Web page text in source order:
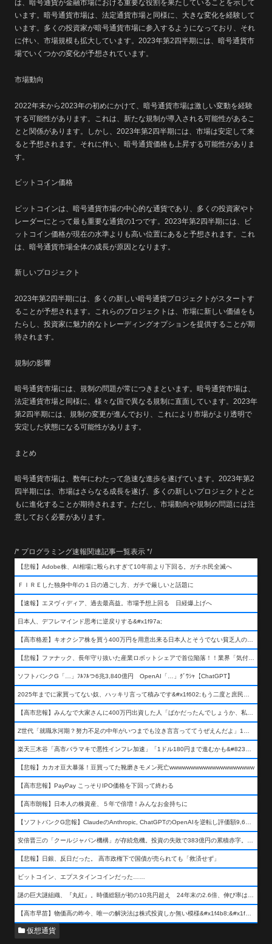
は、暗号通貨が金融市場における重要な役割を果たしていることを示して
います。暗号通貨市場は、法定通貨市場と同様に、大きな変化を経験して
います。多くの投資家が暗号通貨市場に参入するようになっており、それ
に伴い、市場規模も拡大しています。2023年第2四半期には、暗号通貨市
場でいくつかの変化が予想されています。
市場動向
2022年末から2023年の初めにかけて、暗号通貨市場は激しい変動を経験
する可能性があります。これは、新たな規制が導入される可能性があるこ
とと関係があります。しかし、2023年第2四半期には、市場は安定して来
ると予想されます。それに伴い、暗号通貨価格も上昇する可能性がありま
す。
ビットコイン価格
ビットコインは、暗号通貨市場の中心的な通貨であり、多くの投資家やト
レーダーにとって最も重要な通貨の1つです。2023年第2四半期には、ビ
ットコイン価格が現在の水準よりも高い位置にあると予想されます。これ
は、暗号通貨市場全体の成長が原因となります。
新しいプロジェクト
2023年第2四半期には、多くの新しい暗号通貨プロジェクトがスタートす
ることが予想されます。これらのプロジェクトは、市場に新しい価値をも
たらし、投資家に魅力的なトレーディングオプションを提供することが期
待されます。
規制の影響
暗号通貨市場には、規制の問題が常につきまといます。暗号通貨市場は、
法定通貨市場と同様に、様々な国で異なる規制に直面しています。2023年
第2四半期には、規制の変更が進んでおり、これにより市場がより透明で
安定した状態になる可能性があります。
まとめ
暗号通貨市場は、数年にわたって急速な進歩を遂げています。2023年第2
四半期には、市場はさらなる成長を遂げ、多くの新しいプロジェクトとと
もに進化することが期待されます。ただし、市場動向や規制の問題には注
意しておく必要があります。
/* プログラミング速報関連記事一覧表示 */
【悲報】Adobe株、AI相場に殴られすぎて10年前より下回る。ガチホ民全滅へ
ＦＩＲＥした独身中年の１日の過ごし方、ガチで厳しいと話題に
【速報】エヌヴィディア、過去最高益。市場予想上回る 日経爆上げへ
日本人、デフレマインド思考に逆戻りする&#x1f97a;
【高市格差】キオクシア株を買う400万円を用意出来る日本人とそうでない貧乏人の差が超広まるって事よ
【悲報】ファナック、長年守り抜いた産業ロボットシェアで首位陥落！！業界「気付いたら一気に抜かれていた…」
ソフトバンクG「…」ﾌﾙﾌﾙつ6兆3,840億円 OpenAI「…」ｸﾞﾜｼｬ【ChatGPT】
2025年までに家買ってない奴、ハッキリ言って積みです&#x1f602;もう二度と庶民が買える値段になりません&#x1f602;&#x1f602;&#x1f602;
【高市悲報】みんなで大家さんに400万円出資した人「ばかだったんでしょうか、私は&#x1f622;」
Z世代「就職氷河期？努力不足の中年がいつまでも泣き言言っててうぜえんだよ」1万いいね
楽天三木谷「高市バラマキで悪性インフレ加速」「1ドル180円まで進むかも&#8230;もう看過できない」
【悲報】カカオ豆大暴落！豆買ってた靴磨きモメン死亡wwwwwwwwwwwwwwwwwwww
【高市悲報】PayPay こっそりIPO価格を下回って終わる
【高市朗報】日本人の株資産、５年で倍増！みんなお金持ちに
【ソフトバンクG悲報】ClaudeのAnthropic, ChatGPTのOpenAIを逆転し評価額9,650億ドル (約154兆円) の世界一価値あるAI企業に……
安倍晋三の「クールジャパン機構」が存続危機。投資の失敗で383億円の累積赤字。2025年度決算も大赤字の可能性。責任の所在はウヤムヤ
【悲報】日銀、反日だった。 高市政権下で国債が売られても「救済せず」
ビットコイン、エプスタインコインだった……
謎の巨大謎組織、『丸紅』。時価総額が初の10兆円超え 24年末の2.6倍、伸び率は謎組織首位
【高市早苗】物価高の昨今、唯一の解決法は株式投資しか無い模様&#x1f4b8;&#x1f4b8;&#x1f4b8;
仮想通貨